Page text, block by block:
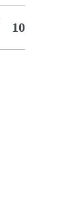
10